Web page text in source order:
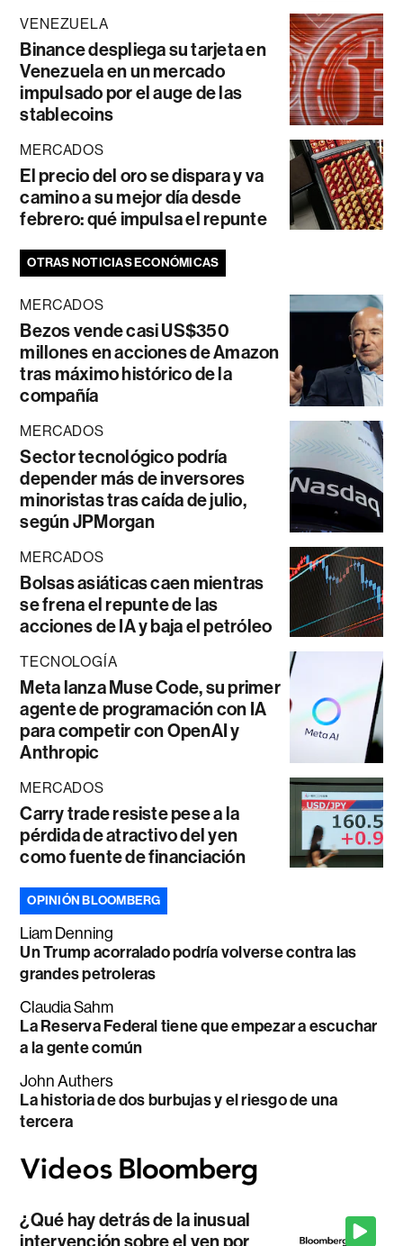
VENEZUELA
Binance despliega su tarjeta en
Venezuela en un mercado
impulsado por el auge de las
stablecoins
MERCADOS
El precio del oro se dispara y va
camino a su mejor día desde
febrero: qué impulsa el repunte
OTRAS NOTICIAS ECONÓMICAS
MERCADOS
Bezos vende casi US$350
millones en acciones de Amazon
tras máximo histórico de la
compañía
MERCADOS
Sector tecnológico podría
depender más de inversores
minoristas tras caída de julio,
según JPMorgan
MERCADOS
Bolsas asiáticas caen mientras
se frena el repunte de las
acciones de IA y baja el petróleo
TECNOLOGÍA
Meta lanza Muse Code, su primer
agente de programación con IA
para competir con OpenAI y
Anthropic
MERCADOS
Carry trade resiste pese a la
pérdida de atractivo del yen
como fuente de financiación
OPINIÓN BLOOMBERG
Liam Denning
Un Trump acorralado podría volverse contra las
grandes petroleras
Claudia Sahm
La Reserva Federal tiene que empezar a escuchar
a la gente común
John Authers
La historia de dos burbujas y el riesgo de una
tercera
¿Qué hay detrás de la inusual
intervención sobre el yen por